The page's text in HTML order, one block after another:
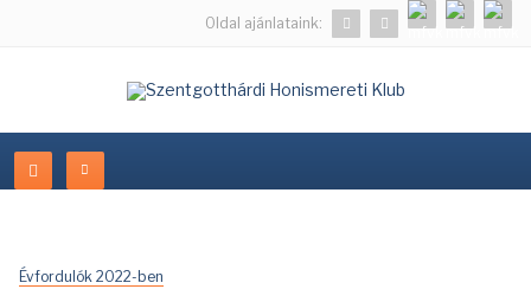
Oldal ajánlataink:
Évfordulók 2022-ben